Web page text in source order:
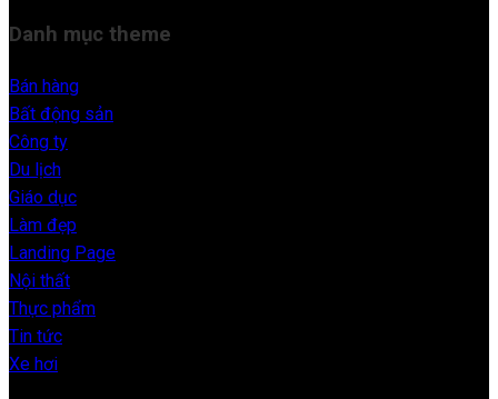
Danh mục theme
Bán hàng
Bất động sản
Công ty
Du lịch
Giáo dục
Làm đẹp
Landing Page
Nội thất
Thực phẩm
Tin tức
Xe hơi